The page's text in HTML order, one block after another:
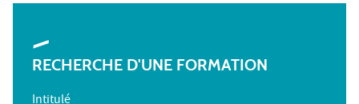
RECHERCHE D'UNE FORMATION